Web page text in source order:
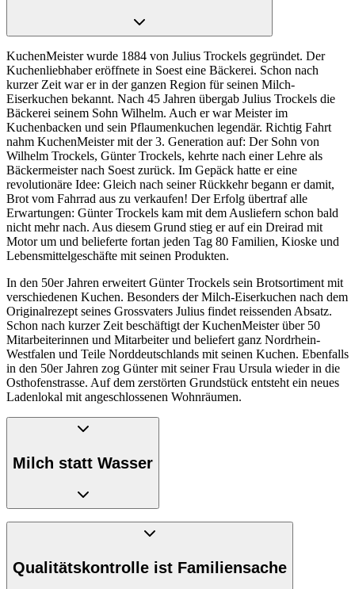
KuchenMeister wurde 1884 von Julius Trockels gegründet. Der
Kuchenliebhaber eröffnete in Soest eine Bäckerei. Schon nach
kurzer Zeit war er in der ganzen Region für seinen Milch-
Eiserkuchen bekannt. Nach 45 Jahren übergab Julius Trockels die
Bäckerei seinem Sohn Wilhelm. Auch er war Meister im
Kuchenbacken und sein Pflaumenkuchen legendär. Richtig Fahrt
nahm KuchenMeister mit der 3. Generation auf: Der Sohn von
Wilhelm Trockels, Günter Trockels, kehrte nach einer Lehre als
Bäckermeister nach Soest zurück. Im Gepäck hatte er eine
revolutionäre Idee: Gleich nach seiner Rückkehr begann er damit,
Brot vom Fahrrad aus zu verkaufen! Der Erfolg übertraf alle
Erwartungen: Günter Trockels kam mit dem Ausliefern schon bald
nicht mehr nach. Aus diesem Grund stieg er auf ein Dreirad mit
Motor um und belieferte fortan jeden Tag 80 Familien, Kioske und
Lebensmittelgeschäfte mit seinen Produkten.
In den 50er Jahren erweitert Günter Trockels sein Brotsortiment mit
verschiedenen Kuchen. Besonders der Milch-Eiserkuchen nach dem
Originalrezept seines Grossvaters Julius findet reissenden Absatz.
Schon nach kurzer Zeit beschäftigt der KuchenMeister über 50
Mitarbeiterinnen und Mitarbeiter und beliefert ganz Nordrhein-
Westfalen und Teile Norddeutschlands mit seinen Kuchen. Ebenfalls
in den 50er Jahren zog Günter mit seiner Frau Ursula wieder in die
Osthofenstrasse. Auf dem zerstörten Grundstück entsteht ein neues
Ladenlokal mit angeschlossenen Wohnräumen.
Milch statt Wasser
1961 nimmt KuchenMeister eine neue, automatische Anlage zum
Trockels allerdings altmodisch: Er verweigert sich dem Trend der
Qualitätskontrolle ist Familiensache